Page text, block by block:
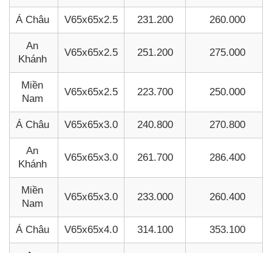
Á Châu V65x65x2.5 231.200 260.000
An
Khánh
V65x65x2.5 251.200 275.000
Miền
Nam
V65x65x2.5 223.700 250.000
Á Châu V65x65x3.0 240.800 270.800
An
Khánh
V65x65x3.0 261.700 286.400
Miền
Nam
V65x65x3.0 233.000 260.400
Á Châu V65x65x4.0 314.100 353.100